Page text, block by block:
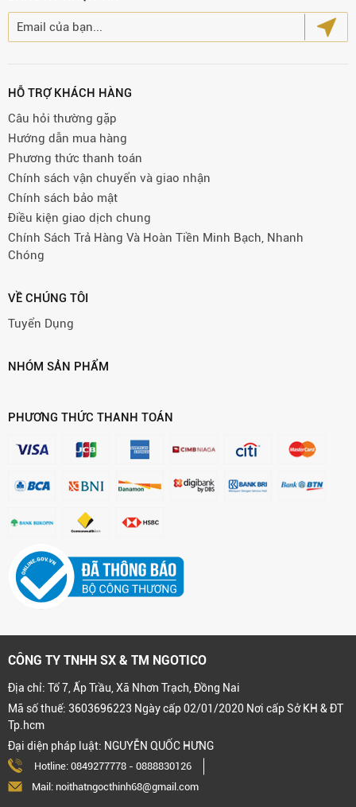
HỖ TRỢ KHÁCH HÀNG
Câu hỏi thường gặp
Hướng dẫn mua hàng
Phương thức thanh toán
Chính sách vận chuyển và giao nhận
Chính sách bảo mật
Điều kiện giao dịch chung
Chính Sách Trả Hàng Và Hoàn Tiền Minh Bạch, Nhanh
Chóng
VỀ CHÚNG TÔI
Tuyển Dụng
NHÓM SẢN PHẨM
PHƯƠNG THỨC THANH TOÁN
CÔNG TY TNHH SX & TM NGOTICO
Địa chỉ: Tổ 7, Ấp Trầu, Xã Nhơn Trạch, Đồng Nai
Mã số thuế: 3603696223 Ngày cấp 02/01/2020 Nơi cấp Sở KH & ĐT
Tp.hcm
Đại diện pháp luật: NGUYỄN QUỐC HƯNG
Hotline: 0849277778 - 0888830126
Mail: noithatngocthinh68@gmail.com